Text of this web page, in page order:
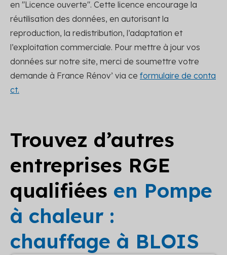
en "Licence ouverte". Cette licence encourage la
réutilisation des données, en autorisant la
reproduction, la redistribution, l’adaptation et
l’exploitation commerciale. Pour mettre à jour vos
données sur notre site, merci de soumettre votre
demande à France Rénov’ via ce formulaire de conta
ct.
Trouvez d’autres
entreprises RGE
qualifiées en Pompe
à chaleur :
chauffage à BLOIS